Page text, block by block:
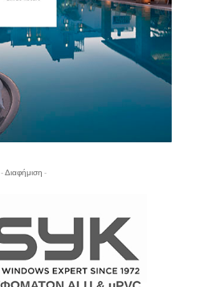
- Διαφήμιση -